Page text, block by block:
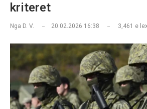
kriteret
Nga D. V. 20.02.2026 16:38 3,461 e